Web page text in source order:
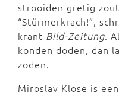
strooiden gretig
“Stürmerkrach!”,
krant Bild-Zeitung.
konden doden, dan
zoden.
Miroslav Klose is